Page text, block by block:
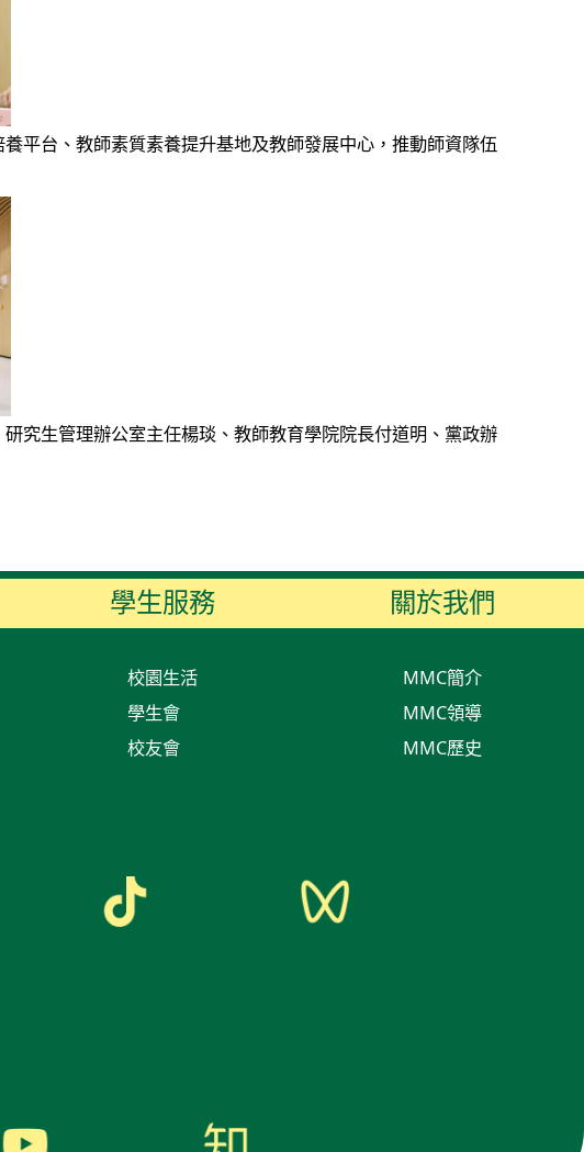
平台、教師素質素養提升基地及教師發展中心，推動師資隊伍
究生管理辦公室主任楊琰、教師教育學院院長付道明、黨政辦
學生服務
校園生活
學生會
校友會
關於我們
MMC簡介
MMC領導
MMC歷史